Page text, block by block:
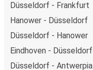
Düsseldorf - Frankfurt
Hanower - Düsseldorf
Düsseldorf - Hanower
Eindhoven - Düsseldorf
Düsseldorf - Antwerpia